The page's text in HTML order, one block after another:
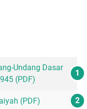
Undang Dasar
(PDF)
(PDF)